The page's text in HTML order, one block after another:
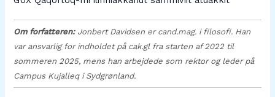
Om forfatteren:Jonbert Davidsen er cand.mag. i filosofi. Han
var ansvarlig for indholdet på cak.gl fra starten af 2022 til
sommeren 2025, mens han arbejdede som rektor og leder på
Campus Kujalleq i Sydgrønland.